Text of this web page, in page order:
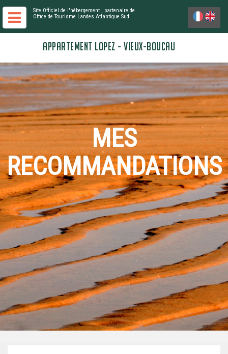
Site Officiel de l'hébergement , partenaire de
Office de Tourisme Landes Atlantique Sud
APPARTEMENT LOPEZ - VIEUX-BOUCAU
MES
RECOMMANDATIONS